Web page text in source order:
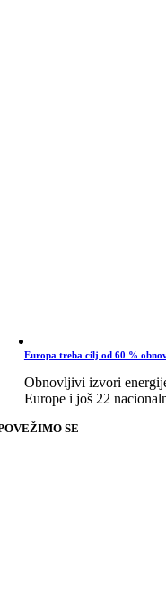
Europa treba cilj od 60 %
Obnovljivi izvori
Europe i još 22
SE